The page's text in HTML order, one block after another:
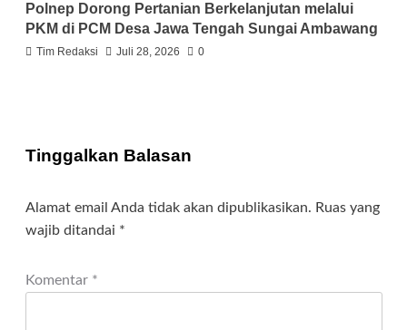
Polnep Dorong Pertanian Berkelanjutan melalui
PKM di PCM Desa Jawa Tengah Sungai Ambawang
Tim Redaksi Juli 28, 2026 0
Tinggalkan Balasan
Alamat email Anda tidak akan dipublikasikan. Ruas yang
wajib ditandai *
Komentar *